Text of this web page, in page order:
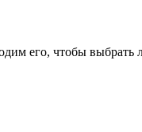
его, чтобы